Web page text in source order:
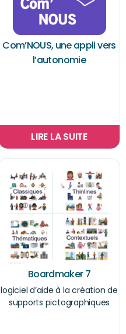
Com’NOUS, une appli vers
l’autonomie
LIRE LA SUITE
Boardmaker 7
logiciel d’aide à la création de
supports pictographiques